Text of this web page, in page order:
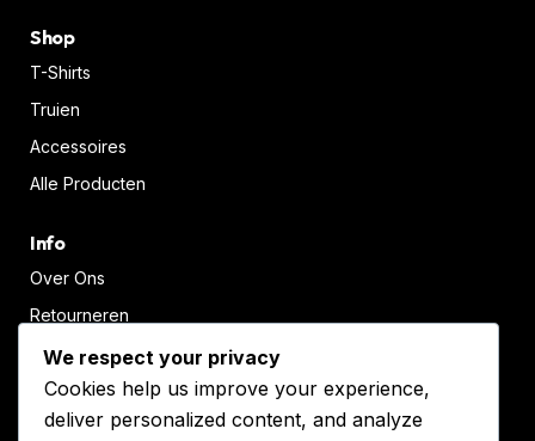
Shop
T-Shirts
Truien
Accessoires
Alle Producten
Info
Over Ons
Retourneren
Hastelweg 232, Eindhoven
+31(0)40-7440280
We respect your privacy
Cookies help us improve your experience,
deliver personalized content, and analyze